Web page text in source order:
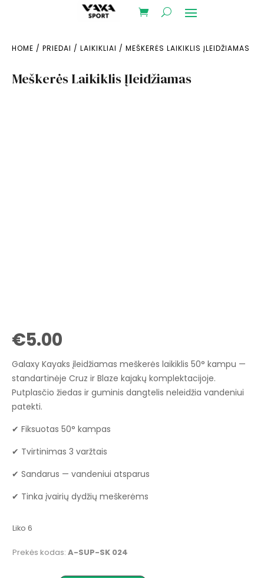
HOME / PRIEDAI / LAIKIKLIAI / MEŠKERĖS LAIKIKLIS ĮLEIDŽIAMAS
Meškerės Laikiklis Įleidžiamas
€5.00
Galaxy Kayaks įleidžiamas meškerės laikiklis 50° kampu —
standartinėje Cruz ir Blaze kajakų komplektacijoje.
Putplasčio žiedas ir guminis dangtelis neleidžia vandeniui
patekti.
✔ Fiksuotas 50° kampas
✔ Tvirtinimas 3 varžtais
✔ Sandarus — vandeniui atsparus
✔ Tinka įvairių dydžių meškerėms
Liko 6
Prekės kodas: A-SUP-SK 024